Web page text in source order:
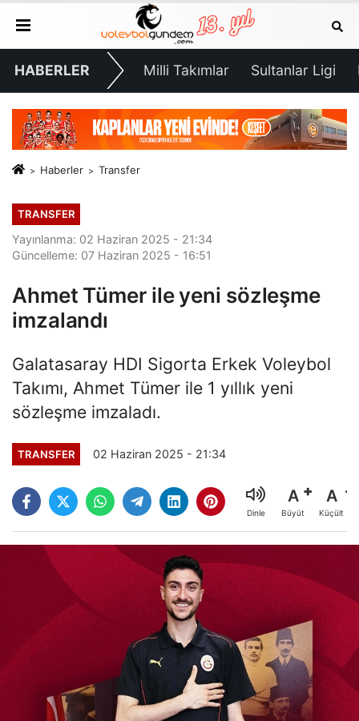
HABERLER Milli Takımlar Sultanlar Ligi
Haberler Transfer
TRANSFER
Yayınlanma: 02 Haziran 2025 - 21:34
Güncelleme: 07 Haziran 2025 - 16:51
Ahmet Tümer ile yeni sözleşme
imzalandı
Galatasaray HDI Sigorta Erkek Voleybol
Takımı, Ahmet Tümer ile 1 yıllık yeni
sözleşme imzaladı.
TRANSFER 02 Haziran 2025 - 21:34
Dinle
A
Büyüt
A
Küçült